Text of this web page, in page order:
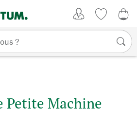
Petite Machine